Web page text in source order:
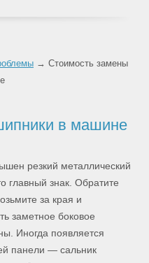
→ Стоимость замены
в машине
резкий металлический
главный знак. Обратите
за края и
заметное боковое
Иногда появляется
панели — сальник